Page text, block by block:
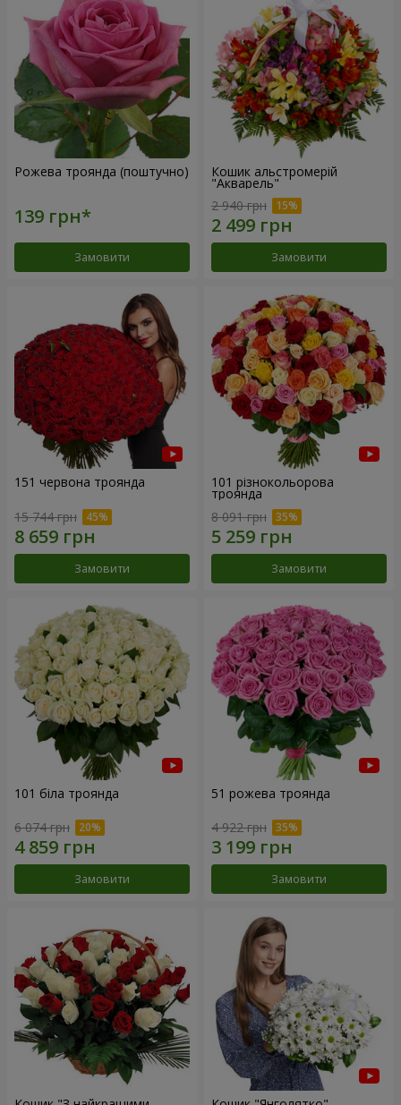
Рожева троянда (поштучно)
Замовити
Кошик альстромерій
"Акварель"
2 940 грн
Замовити
151 червона троянда
15 744 грн
Замовити
101 різнокольорова
троянда
8 091 грн
Замовити
101 біла троянда
6 074 грн
Замовити
51 рожева троянда
4 922 грн
Замовити